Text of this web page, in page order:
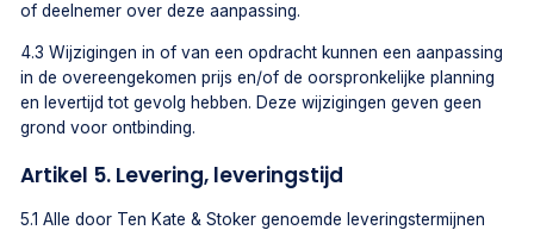
of deelnemer over deze aanpassing.
4.3 Wijzigingen in of van een opdracht kunnen een aanpassing
in de overeengekomen prijs en/of de oorspronkelijke planning
en levertijd tot gevolg hebben. Deze wijzigingen geven geen
grond voor ontbinding.
Artikel 5. Levering, leveringstijd
5.1 Alle door Ten Kate & Stoker genoemde leveringstermijnen